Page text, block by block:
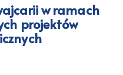
w ramach
projektów